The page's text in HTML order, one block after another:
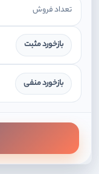
تعداد فروش
بازخورد مثبت
بازخورد منفی